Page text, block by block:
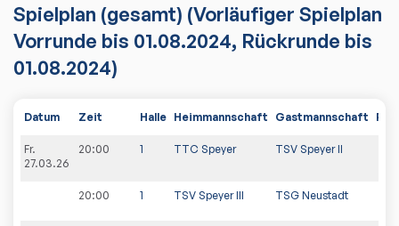
Spielplan (gesamt) (Vorläufiger Spielplan
Vorrunde bis 01.08.2024, Rückrunde bis
01.08.2024)
Datum Zeit Halle Heimmannschaft Gastmannschaft PDF
Fr.
27.03.26
20:00 1 TTC Speyer TSV Speyer II
20:00 1 TSV Speyer III TSG Neustadt